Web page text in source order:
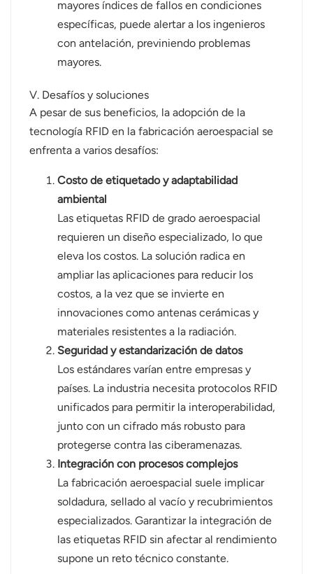
mayores índices de fallos en condiciones
específicas, puede alertar a los ingenieros
con antelación, previniendo problemas
mayores.
V. Desafíos y soluciones
A pesar de sus beneficios, la adopción de la
tecnología RFID en la fabricación aeroespacial se
enfrenta a varios desafíos:
Costo de etiquetado y adaptabilidad
ambiental
Las etiquetas RFID de grado aeroespacial
requieren un diseño especializado, lo que
eleva los costos. La solución radica en
ampliar las aplicaciones para reducir los
costos, a la vez que se invierte en
innovaciones como antenas cerámicas y
materiales resistentes a la radiación.
Seguridad y estandarización de datos
Los estándares varían entre empresas y
países. La industria necesita protocolos RFID
unificados para permitir la interoperabilidad,
junto con un cifrado más robusto para
protegerse contra las ciberamenazas.
Integración con procesos complejos
La fabricación aeroespacial suele implicar
soldadura, sellado al vacío y recubrimientos
especializados. Garantizar la integración de
las etiquetas RFID sin afectar al rendimiento
supone un reto técnico constante.